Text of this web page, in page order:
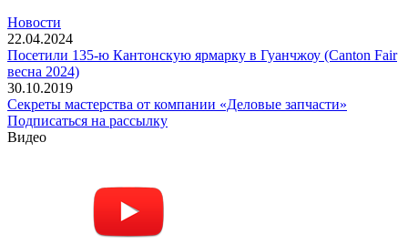
Новости
22.04.2024
Посетили 135-ю Кантонскую ярмарку в Гуанчжоу (Canton Fair
весна 2024)
30.10.2019
Секреты мастерства от компании «Деловые запчасти»
Подписаться на рассылку
Видео